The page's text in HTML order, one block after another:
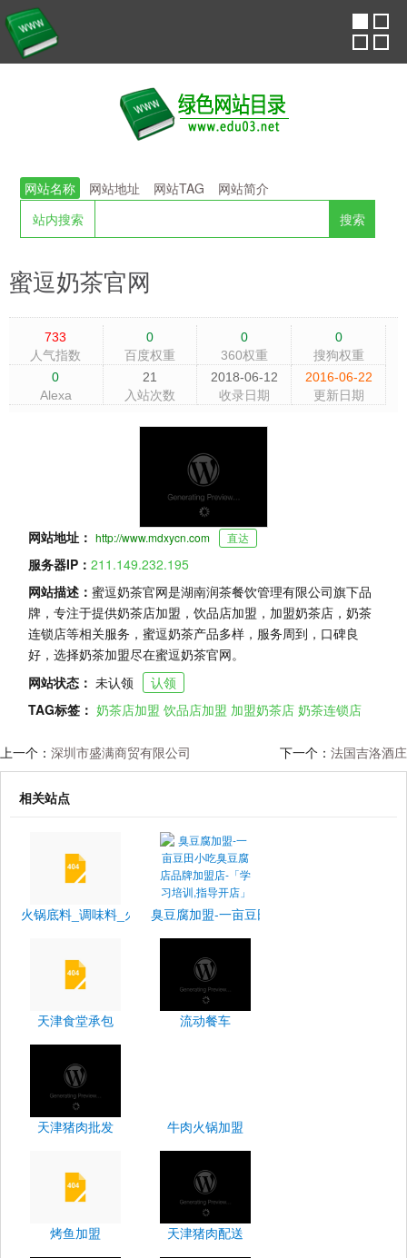
网站名称 网站地址 网站TAG
网站简介
站内搜索
蜜逗奶茶官网
733
人气指数
0
百度权重
0
360权重
0
搜狗权重
0
Alexa
21
入站次数
2018-06-12
收录日期
2016-06-22
更新日期
网站地址： http://www.mdxycn.com 直达
服务器IP：211.149.232.195
网站描述：蜜逗奶茶官网是湖南润茶餐饮管理有限公司旗下品
牌，专注于提供奶茶店加盟，饮品店加盟，加盟奶茶店，奶茶
连锁店等相关服务，蜜逗奶茶产品多样，服务周到，口碑良
好，选择奶茶加盟尽在蜜逗奶茶官网。
网站状态： 未认领
认领
TAG标签： 奶茶店加盟 饮品店加盟 加盟奶茶店 奶茶连锁店
上一个： 深圳市盛满商贸有限公司 下一个： 法国吉洛酒庄
相关站点
火锅底料_调味料_火锅底料厂家_火锅底料价格 - 广东津功夫食品有
臭豆腐加盟-一亩豆田小吃臭豆腐店品牌加盟
天津食堂承包 流动餐车
天津猪肉批发 牛肉火锅加盟
烤鱼加盟 天津猪肉配送